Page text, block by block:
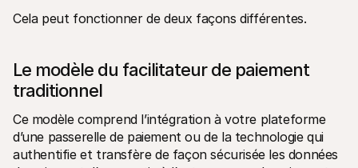
Cela peut fonctionner de deux façons différentes.
Le modèle du facilitateur de paiement
traditionnel
Ce modèle comprend l’intégration à votre plateforme
d’une passerelle de paiement ou de la technologie qui
authentifie et transfère de façon sécurisée les données